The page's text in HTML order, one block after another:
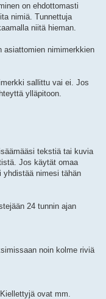
on ehdottomasti
nimiä. Tunnettuja
niitä hieman.
asiattomien nimimerkkien
sallittu vai ei. Jos
ylläpitoon.
tekstiä tai kuvia
Jos käytät omaa
yhdistää nimesi tähän
24 tunnin ajan
noin kolme riviä
ovat mm.